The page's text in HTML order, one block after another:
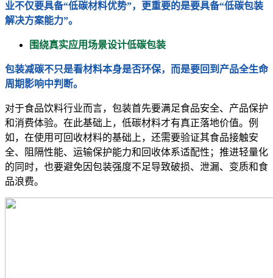
业不仅要具备“低碳材料优势”，更重要的是要具备“低碳包装
解决方案能力”。
围绕真实应用场景设计低碳包装
包装减碳不只是看材料本身是否环保，而是要回到产品全生命
周期影响中判断。
对于食品饮料行业而言，包装首先要满足食品安全、产品保护
和消费体验。在此基础上，低碳材料才有真正落地价值。例
如，在使用可回收材料的基础上，还需要验证其食品接触安
全、阻隔性能、运输保护能力和回收体系适配性；推进轻量化
的同时，也要避免因包装强度不足导致破损、泄漏、变质和食
品浪费。